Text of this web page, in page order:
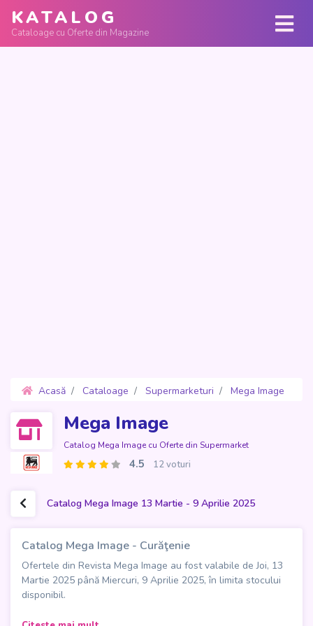
KATALOG
Cataloage cu Oferte din Magazine
Acasă Cataloage Supermarketuri
Mega Image
Mega Image
Catalog Mega Image cu Oferte din Supermarket
4.5 12 voturi
Catalog Mega Image 13 Martie - 9 Aprilie 2025
Catalog Mega Image - Curăţenie
Ofertele din Revista Mega Image au fost valabile de Joi, 13
Martie 2025 până Miercuri, 9 Aprilie 2025, în limita stocului
disponibil.
Curățenia perfectă începe cu